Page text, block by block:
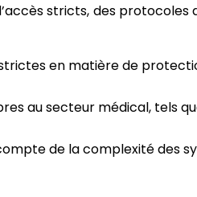
stricts, des protocoles
en matière de
au secteur médical, tels
de la complexité des